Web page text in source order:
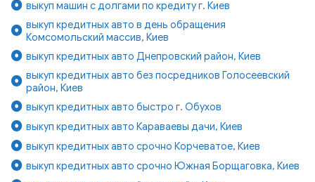
выкуп машин с долгами по кредиту г. Киев
выкуп кредитных авто в день обращения
Комсомольский массив, Киев
выкуп кредитных авто Днепровский район, Киев
выкуп кредитных авто без посредников Голосеевский
район, Киев
выкуп кредитных авто быстро г. Обухов
выкуп кредитных авто Караваевы дачи, Киев
выкуп кредитных авто срочно Корчеватое, Киев
выкуп кредитных авто срочно Южная Борщаговка, Киев